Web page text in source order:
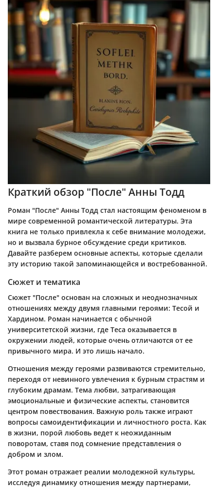
Краткий обзор "После" Анны Тодд
Роман "После" Анны Тодд стал настоящим феноменом в
мире современной романтической литературы. Эта
книга не только привлекла к себе внимание молодежи,
но и вызвала бурное обсуждение среди критиков.
Давайте разберем основные аспекты, которые сделали
эту историю такой запоминающейся и востребованной.
Сюжет и тематика
Сюжет "После" основан на сложных и неоднозначных
отношениях между двумя главными героями: Тесой и
Хардином. Роман начинается с обычной
университетской жизни, где Теса оказывается в
окружении людей, которые очень отличаются от ее
привычного мира. И это лишь начало.
Отношения между героями развиваются стремительно,
переходя от невинного увлечения к бурным страстям и
глубоким драмам. Тема любви, затрагивающая
эмоциональные и физические аспекты, становится
центром повествования. Важную роль также играют
вопросы самоидентификации и личностного роста. Как
в жизни, порой любовь ведет к неожиданным
поворотам, ставя под сомнение представления о
добром и злом.
Этот роман отражает реалии молодежной культуры,
исследуя динамику отношения между партнерами,